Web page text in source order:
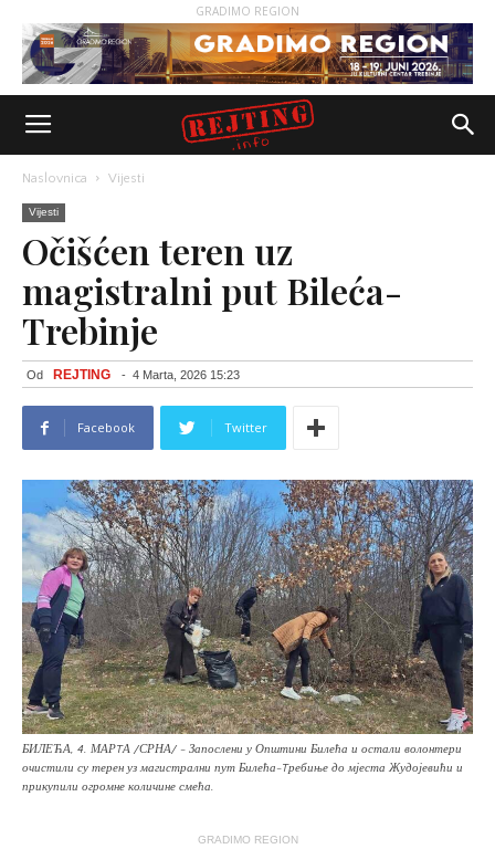
GRADIMO REGION
Naslovnica Vijesti
Vijesti
Očišćen teren uz
magistralni put Bileća-
Trebinje
Od REJTING - 4 Marta, 2026 15:23
Facebook Twitter
БИЛЕЋА, 4. МАРTА /СРНА/ - Запослени у Општини Билећа и остали волонтери
очистили су терен уз магистрални пут Билећа-Tребиње до мјеста Жудојевићи и
прикупили огромне количине смећа.
GRADIMO REGION